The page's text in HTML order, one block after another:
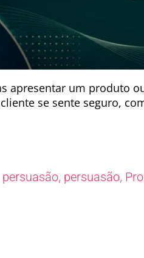
apresentar um produto
se sente seguro,
, persuasão,